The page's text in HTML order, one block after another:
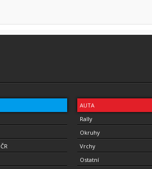
AUTA
Rally
Okruhy
Vrchy
Ostatní